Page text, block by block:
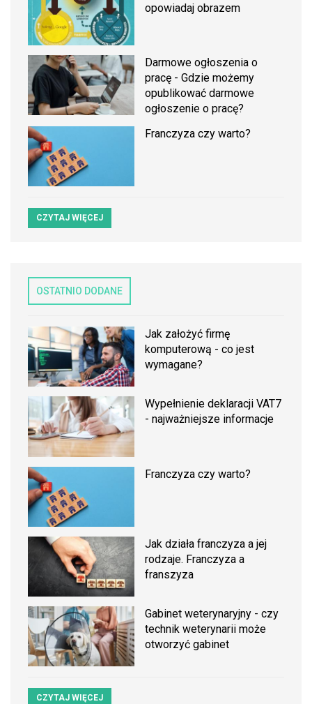
opowiadaj obrazem
Darmowe ogłoszenia o
pracę - Gdzie możemy
opublikować darmowe
ogłoszenie o pracę?
Franczyza czy warto?
CZYTAJ WIĘCEJ
OSTATNIO DODANE
Jak założyć firmę
komputerową - co jest
wymagane?
Wypełnienie deklaracji VAT7
- najważniejsze informacje
Franczyza czy warto?
Jak działa franczyza a jej
rodzaje. Franczyza a
franszyza
Gabinet weterynaryjny - czy
technik weterynarii może
otworzyć gabinet
CZYTAJ WIĘCEJ